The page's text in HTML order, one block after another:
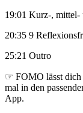
19:01 Kurz-, mittel-
20:35 9
25:21 Outro
☞ FOMO lässt dich
mal in den
App.